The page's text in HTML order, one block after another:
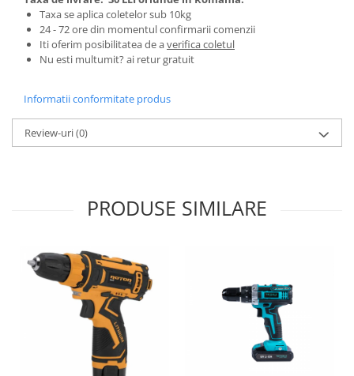
Gratare
Pirostrii si accesorii pentru gatit
Plite & aragaze
Prelungitoare & cabluri electrice
Becuri
Coliere plastic
Lumina de crestere pentru plante
Proiectoare & lampi de lucru
Veioze si Lampi
Cantare comerciale
Cantare Corporale
Taxa se aplica coletelor sub 10kg
24 - 72 ore din momentul confirmarii comenzii
Iti oferim posibilitatea de averifica coletul
Nu esti multumit? ai retur gratuit
Informatii conformitate produs
Review-uri(0)
PRODUSE SIMILARE